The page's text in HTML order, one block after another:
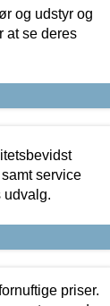
og udstyr og
at se deres
service
udvalg.
priser.